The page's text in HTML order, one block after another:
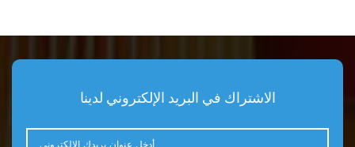
الاشتراك في البريد الإلكتروني لدينا